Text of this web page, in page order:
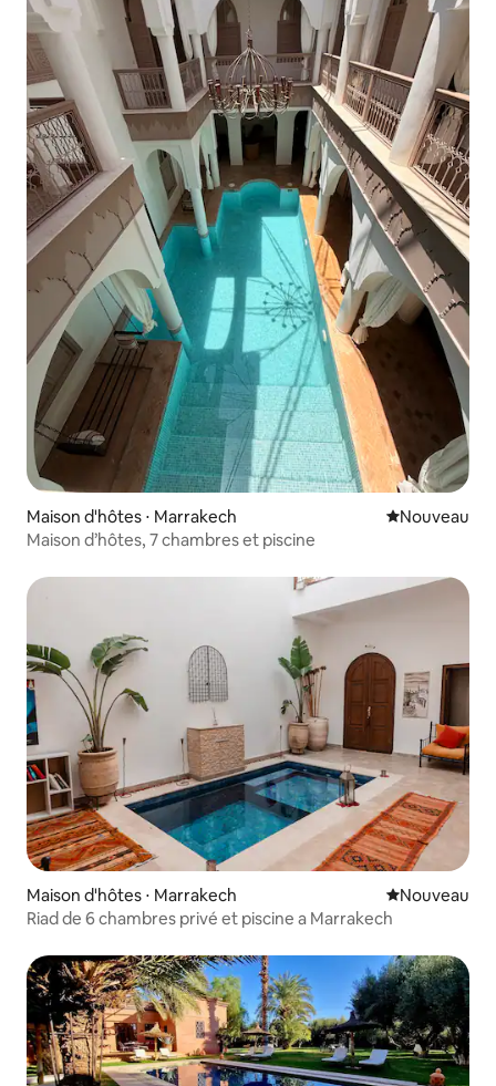
Maison d'hôtes ⋅ Marrakech Nouvel
Nouveau
Maison d’hôtes, 7 chambres et piscine
Maison d'hôtes ⋅ Marrakech Nouvel
Nouveau
Riad de 6 chambres privé et piscine a Marrakech